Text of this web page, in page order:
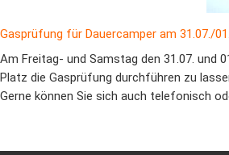
Gasprüfung für Dauercamper am 31.07./
Am Freitag- und Samstag den 31.07. und
Platz die Gasprüfung durchführen zu
Gerne können Sie sich auch telefonisch